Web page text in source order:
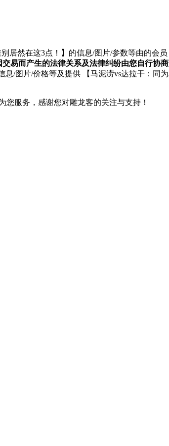
居然在这3点！】的信息/图片/参数等由的会员
易而产生的法律关系及法律纠纷由您自行协
/图片/价格等及提供 【马泥涝vs达拉干：
您服务，感谢您对雕龙客的关注与支持！